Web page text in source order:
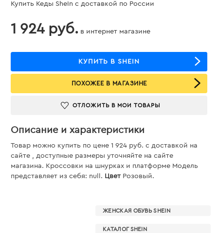
Купить Кеды SheIn с доставкой по России
1 924 руб. в интернет магазине
КУПИТЬ В SHEIN
ПОХОЖЕЕ В МАГАЗИНЕ
ОТЛОЖИТЬ В МОИ ТОВАРЫ
Описание и характеристики
Товар можно купить по цене 1 924 руб. c доставкой на
сайте , доступные размеры уточняйте на сайте
магазина. Кроссовки на шнурках и платформе Модель
представляет из себя: null. Цвет Розовый.
ЖЕНСКАЯ ОБУВЬ SHEIN
КАТАЛОГ SHEIN